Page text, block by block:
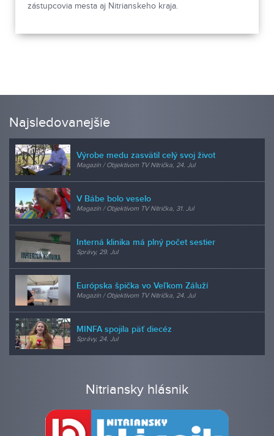
zástupcovia mesta aj Nitrianskeho kraja.
Najsledovanejšie
Výrobe medu zasvätil celý svoj život
Magazín / Objektívom TV Nitrička, 24. Jul
V Bábe bolo veselo
Magazín / Objektívom TV Nitrička, 31. Jul
Interná klinika má plný počet sestier
Správy, 29. Jul
Európska špička vo Veľkom Záluží
Magazín / Objektívom TV Nitrička, 24. Jul
MINFA spojila päť diecéz
Správy, 24. Jul
Nitriansky hlásnik